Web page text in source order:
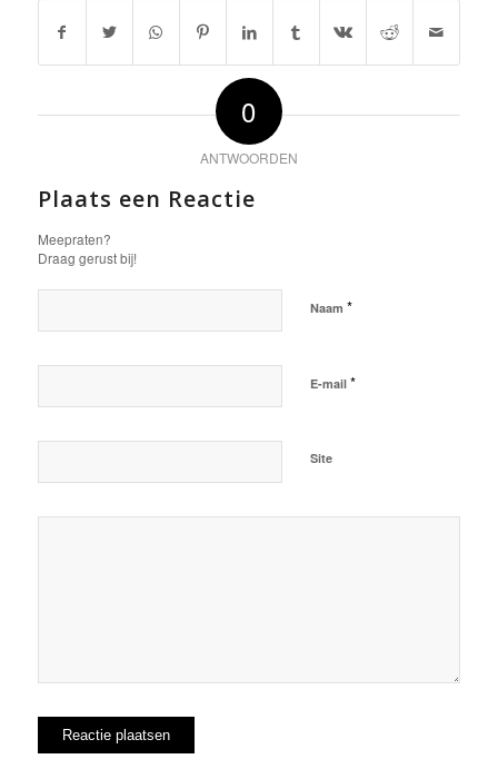
0
ANTWOORDEN
Plaats een Reactie
Meepraten?
Draag gerust bij!
Naam *
E-mail *
Site